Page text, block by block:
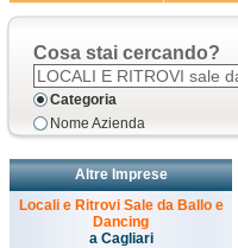
Cosa stai cercando?
Categoria
Nome Azienda
Altre Imprese
Locali e Ritrovi Sale da Ballo e
Dancing
a Cagliari